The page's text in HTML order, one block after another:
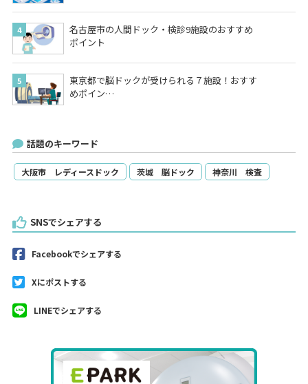
名古屋市の人間ドック・検診9施設のおすすめ
ポイント
東京都で脳ドックが受けられる７施設！おすす
めポイン…
話題のキーワード
大阪市 レディースドック 茨城 脳ドック 神奈川 検査
SNSでシェアする
Facebookでシェアする
Xにポストする
LINEでシェアする